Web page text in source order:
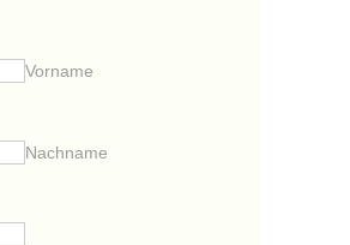
Vorname
Nachname